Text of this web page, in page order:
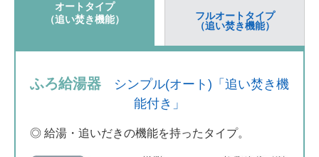
オートタイプ
（追い焚き機能）
フルオートタイプ
（追い焚き機能）
ふろ給湯器 シンプル(オート)「追い焚き機
能付き」
◎ 給湯・追いだきの機能を持ったタイプ。